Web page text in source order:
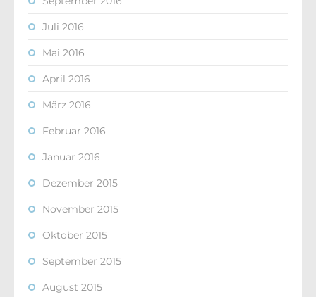
Juli 2016
Mai 2016
April 2016
März 2016
Februar 2016
Januar 2016
Dezember 2015
November 2015
Oktober 2015
September 2015
August 2015